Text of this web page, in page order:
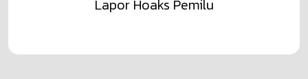
Lapor Hoaks Pemilu